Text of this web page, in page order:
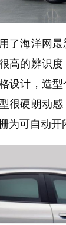
了海洋网最
高的辨识
设计，造
很硬朗动
为可自动开